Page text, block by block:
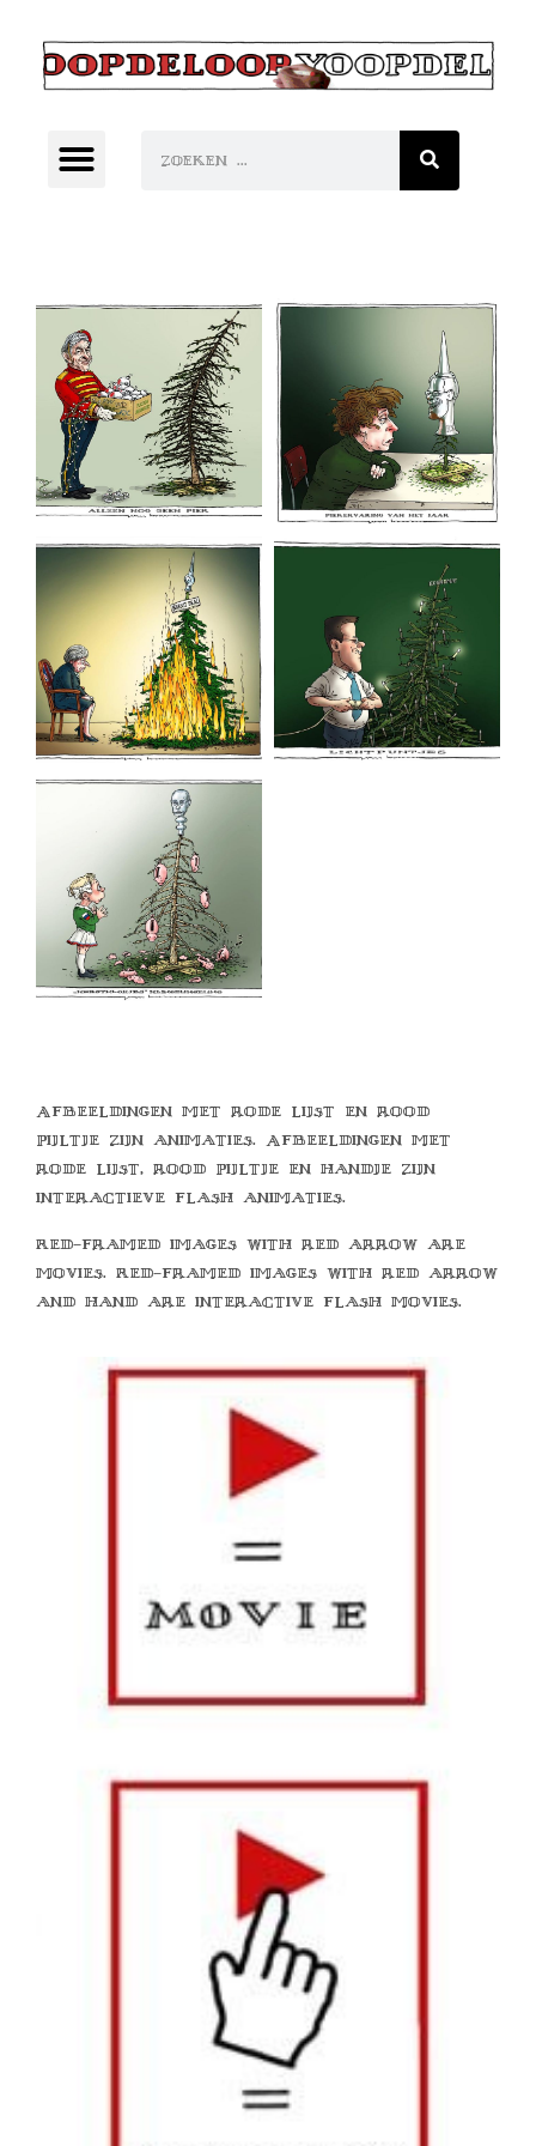
Afbeeldingen met rode lijst en rood
pijltje zijn animaties. Afbeeldingen met
rode lijst, rood pijltje en handje zijn
interactieve flash animaties.
Red-framed images with red arrow are
movies. Red-framed images with red arrow
and hand are interactive flash movies.